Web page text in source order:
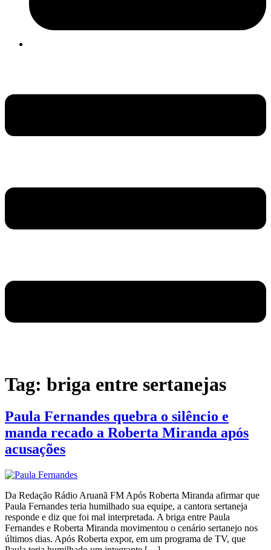
Tag: briga entre sertanejas
Paula Fernandes quebra o silêncio e
manda recado a Roberta Miranda após
acusações
Da Redação Rádio Aruanã FM Após Roberta Miranda afirmar que
Paula Fernandes teria humilhado sua equipe, a cantora sertaneja
responde e diz que foi mal interpretada. A briga entre Paula
Fernandes e Roberta Miranda movimentou o cenário sertanejo nos
últimos dias. Após Roberta expor, em um programa de TV, que